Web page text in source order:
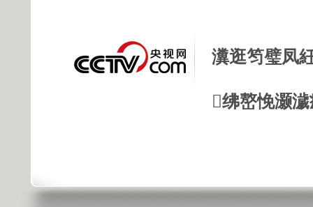
瀵逛笉璧凤
绋嶅悗灏